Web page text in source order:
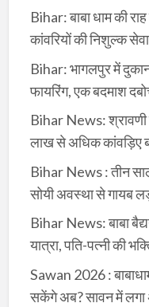
Bihar: बाबा धाम की
कांवरियों की निशुल्क
Bihar: भागलपुर में
फायरिंग, एक बदमाश
Bihar News:
लाख से अधिक कांवड़िए
Bihar News : तीन
सोयी अवस्था से गायब
Bihar News: बाबा
यात्रा, पति-पत्नी की
Sawan 2026 :
सकेंगे अब? सावन में लगा